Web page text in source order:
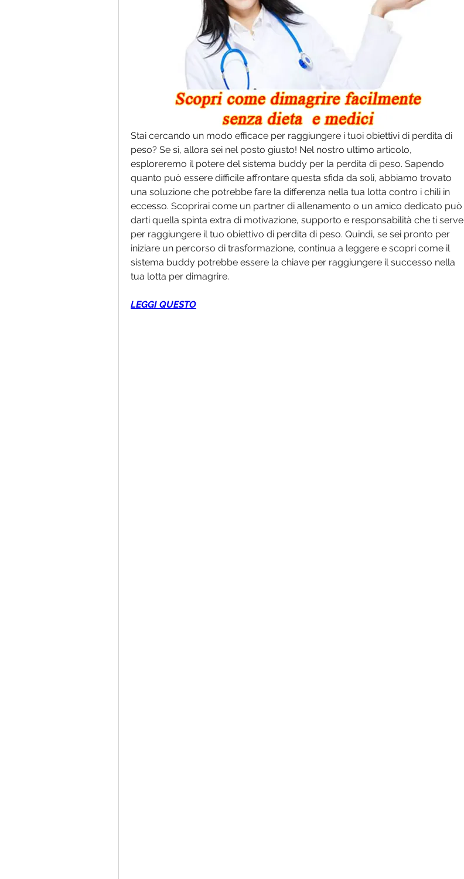
Stai cercando un modo efficace per raggiungere i tuoi obiettivi di perdita di
peso? Se sì, allora sei nel posto giusto! Nel nostro ultimo articolo,
esploreremo il potere del sistema buddy per la perdita di peso. Sapendo
quanto può essere difficile affrontare questa sfida da soli, abbiamo trovato
una soluzione che potrebbe fare la differenza nella tua lotta contro i chili in
eccesso. Scoprirai come un partner di allenamento o un amico dedicato può
darti quella spinta extra di motivazione, supporto e responsabilità che ti serve
per raggiungere il tuo obiettivo di perdita di peso. Quindi, se sei pronto per
iniziare un percorso di trasformazione, continua a leggere e scopri come il
sistema buddy potrebbe essere la chiave per raggiungere il successo nella
tua lotta per dimagrire.
LEGGI QUESTO